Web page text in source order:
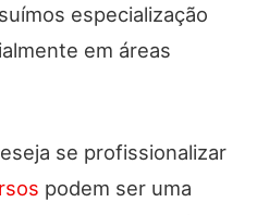
especialização
em áreas
se profissionalizar
podem ser uma